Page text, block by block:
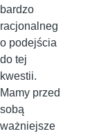
bardzo
racjonalneg
o podejścia
do tej
kwestii.
Mamy przed
sobą
ważniejsze